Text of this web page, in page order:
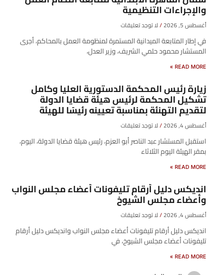
والإجراءات التنظيمية
أغسطس 5, 2026 لا توجد تعليقات
في إطار المتابعة الميدانية المستمرة لمنظومة العمل بالمحاكم، أجرى
المستشار محمود حلمي الشريف، وزير العدل،
READ MORE »
زيارة رئيس المحكمة الدستورية العليا وكامل
تشكيل المحكمة لرئيس هيئة قضايا الدولة
لتقديم التهنئة بمناسبة تعيينه رئيسًا للهيئة
أغسطس 4, 2026 لا توجد تعليقات
​استقبل المستشار عبد الناصر أبو العزم، رئيس هيئة قضايا الدولة، اليوم،
بمقر الهيئة اليوم الثلاثاء
READ MORE »
انديكس دليل أرقام تليفونات أعضاء مجلس النواب
وأعضاء مجلس الشيوخ
أغسطس 4, 2026 لا توجد تعليقات
انديكس دليل أرقام تليفونات أعضاء مجلس النواب وانديكس دليل أرقام
تليفونات أعضاء مجلس الشيوخ، في
READ MORE »